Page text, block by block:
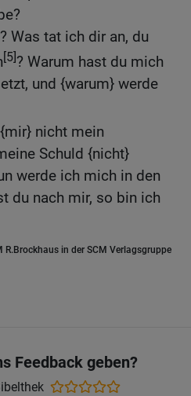
Was tat ich dir an, du
[5]? Warum hast du mich
und {warum} werde
nicht mein
Schuld {nicht}
werde ich mich in den
du nach mir, so bin ich
in der SCM Verlagsgruppe
Feedback geben?